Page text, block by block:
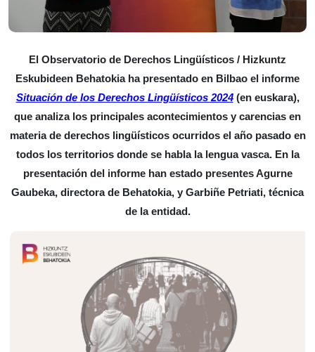
El Observatorio de Derechos Lingüísticos / Hizkuntz
Eskubideen Behatokia ha presentado en Bilbao el informe
Situación de los Derechos Lingüísticos 2024(en euskara),
que analiza los principales acontecimientos y carencias en
materia de derechos lingüísticos ocurridos el año pasado en
todos los territorios donde se habla la lengua vasca. En la
presentación del informe han estado presentes Agurne
Gaubeka, directora de Behatokia, y Garbiñe Petriati, técnica
de la entidad.